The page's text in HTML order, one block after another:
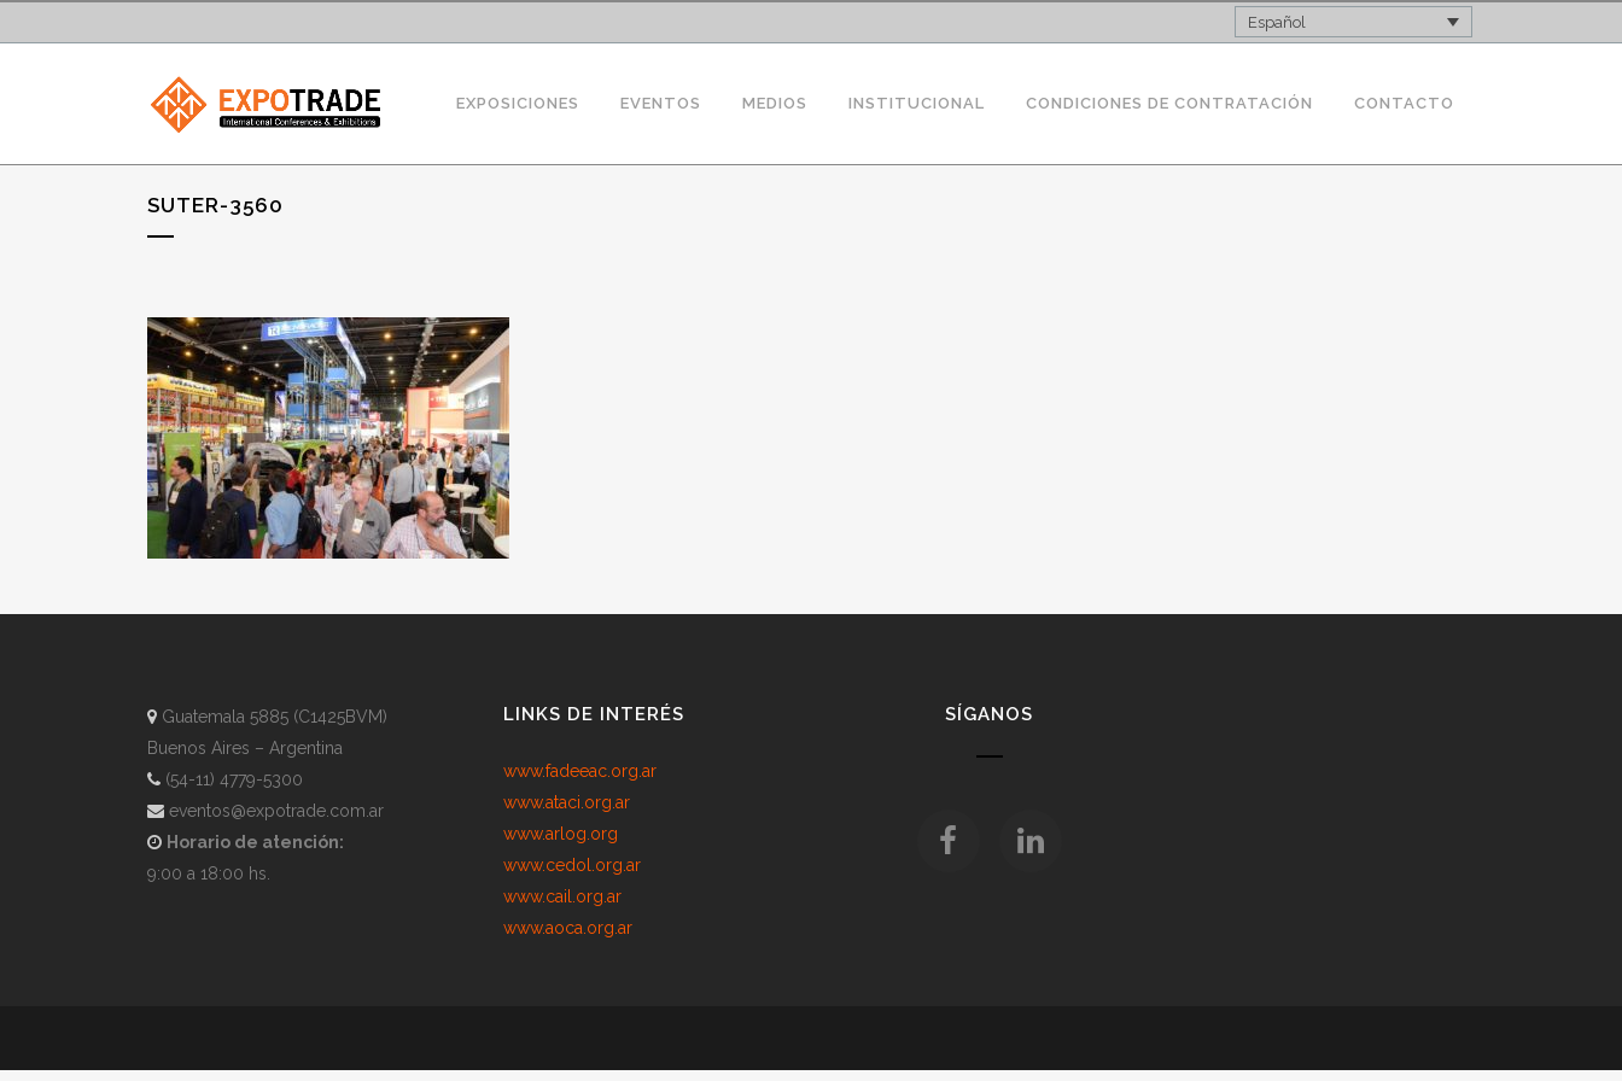
Español
EXPOSICIONES EVENTOS MEDIOS INSTITUCIONAL CONDICIONES DE CONTRATACIÓN CONTACTO
SUTER-3560
Guatemala 5885 (C1425BVM)
Buenos Aires – Argentina
(54-11) 4779-5300
eventos@expotrade.com.ar
Horario de atención:
9:00 a 18:00 hs.
LINKS DE INTERÉS
www.fadeeac.org.ar
www.ataci.org.ar
www.arlog.org
www.cedol.org.ar
www.cail.org.ar
www.aoca.org.ar
SÍGANOS